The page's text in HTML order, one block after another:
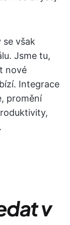
však
Jsme tu,
nové
Integrace
promění
v